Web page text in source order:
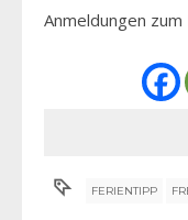
Anmeldungen
FERIENTIPP